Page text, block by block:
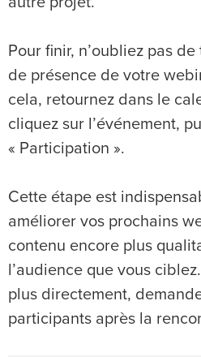
Pour finir, n’oubliez pas
de présence de votre
cela, retournez dans le
cliquez sur l’événement,
« Participation ».
Cette étape est
améliorer vos prochains
contenu encore plus
l’audience que vous
plus directement,
participants après la